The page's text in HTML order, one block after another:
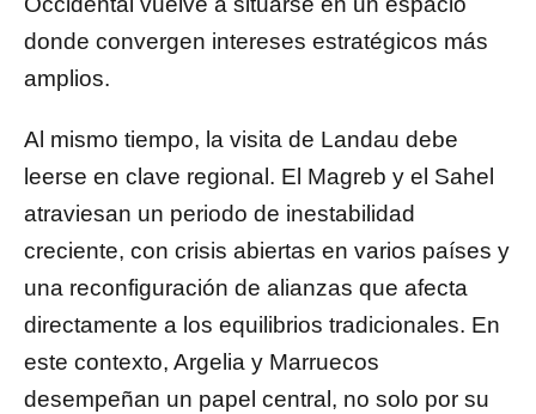
donde convergen intereses estratégicos más
amplios.
Al mismo tiempo, la visita de Landau debe
leerse en clave regional. El Magreb y el Sahel
atraviesan un periodo de inestabilidad
creciente, con crisis abiertas en varios países y
una reconfiguración de alianzas que afecta
directamente a los equilibrios tradicionales. En
este contexto, Argelia y Marruecos
desempeñan un papel central, no solo por su